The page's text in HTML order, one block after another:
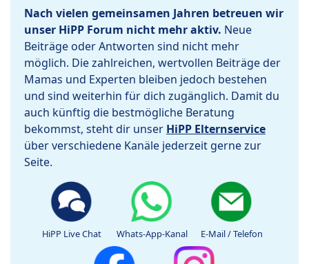
Nach vielen gemeinsamen Jahren betreuen wir
unser HiPP Forum nicht mehr aktiv. Neue
Beiträge oder Antworten sind nicht mehr
möglich. Die zahlreichen, wertvollen Beiträge der
Mamas und Experten bleiben jedoch bestehen
und sind weiterhin für dich zugänglich. Damit du
auch künftig die bestmögliche Beratung
bekommst, steht dir unser HiPP Elternservice
über verschiedene Kanäle jederzeit gerne zur
Seite.
HiPP Live Chat Whats-App-Kanal E-Mail / Telefon